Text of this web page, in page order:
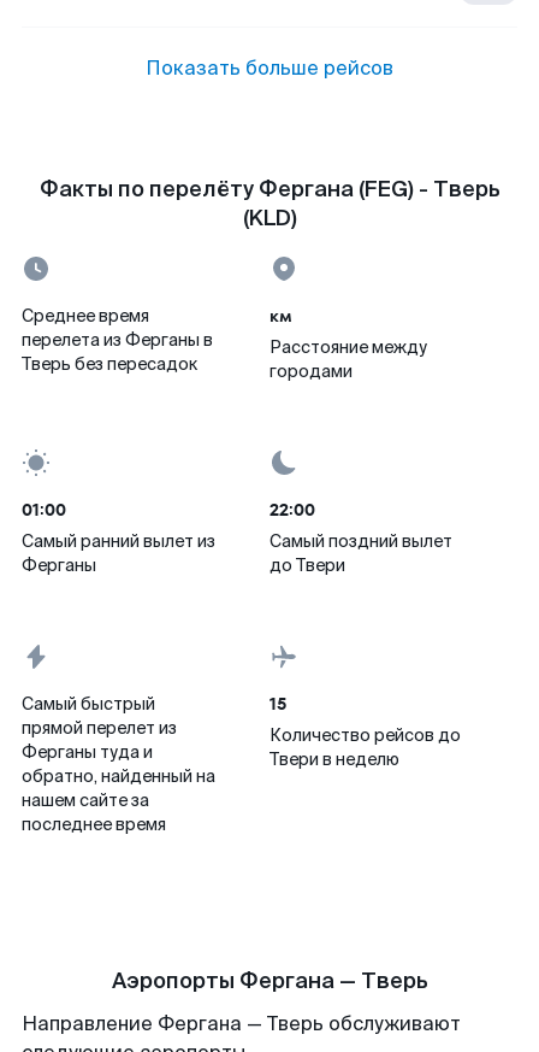
Показать больше рейсов
Факты по перелёту Фергана (FEG) - Тверь
(KLD)
Среднее время
перелета из Ферганы в
Тверь без пересадок
км
Расстояние между
городами
01:00
Самый ранний вылет из
Ферганы
22:00
Самый поздний вылет
до Твери
Самый быстрый
прямой перелет из
Ферганы туда и
обратно, найденный на
нашем сайте за
последнее время
15
Количество рейсов до
Твери в неделю
Аэропорты Фергана — Тверь
Направление Фергана — Тверь обслуживают